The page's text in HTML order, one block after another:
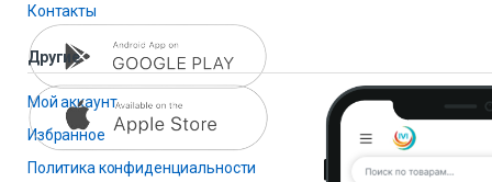
Контакты
Другие
Мой аккаунт
Избранное
Политика конфиденциальности